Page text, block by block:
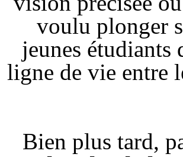
voulu plonger
jeunes étudiants
ligne de vie entre
Bien plus tard,